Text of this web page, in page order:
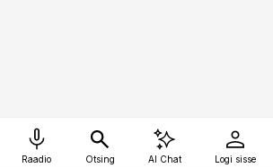
Raadio Otsing AI Chat Logi sisse